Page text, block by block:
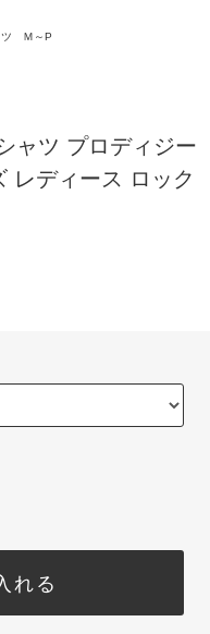
ツ Ｍ～P
ャツ プロディジー
レディース ロック
れる